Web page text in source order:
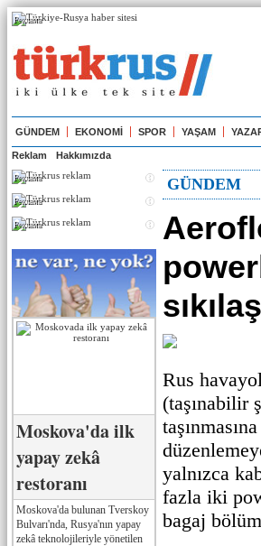
Реклама
GÜNDEM EKONOMİ SPOR YAŞAM
Reklam Hakkımızda
Реклама
Реклама
Реклама
Moskova'da ilk
yapay zekâ
restoranı
Moskova'da bulunan Tverskoy
Bulvarı'nda, Rusya'nın yapay
zekâ teknolojileriyle yönetilen
GÜNDEM
Rus
(taşınabilir
yalnızca
fazla iki
bagaj